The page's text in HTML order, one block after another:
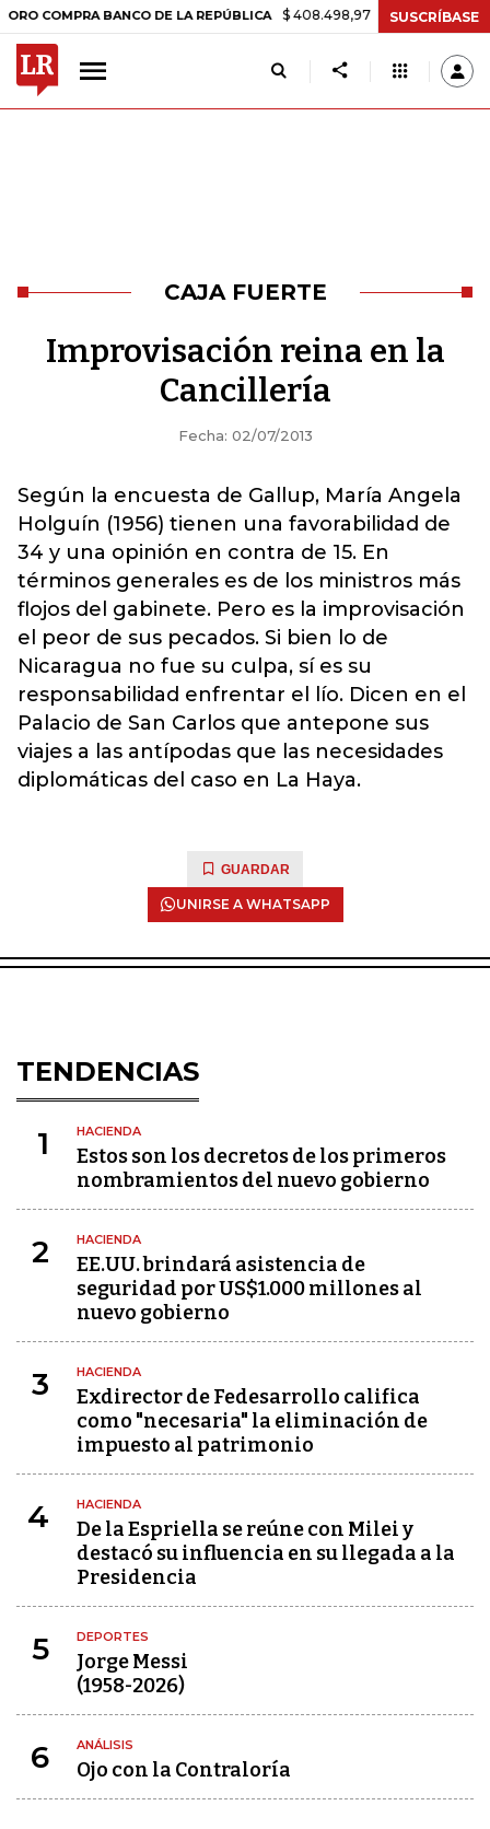
BANCO DE LA REPÚBLICA $ 408.498,97 +$ 8.753,81 +2,19%
SUSCRÍBASE
CAJA FUERTE
Improvisación reina en la
Cancillería
Fecha: 02/07/2013
Según la encuesta de Gallup, María Angela
Holguín (1956) tienen una favorabilidad de
34 y una opinión en contra de 15. En
términos generales es de los ministros más
flojos del gabinete. Pero es la improvisación
el peor de sus pecados. Si bien lo de
Nicaragua no fue su culpa, sí es su
responsabilidad enfrentar el lío. Dicen en el
Palacio de San Carlos que antepone sus
viajes a las antípodas que las necesidades
diplomáticas del caso en La Haya.
GUARDAR
UNIRSE A WHATSAPP
TENDENCIAS
1 HACIENDA
Estos son los decretos de los primeros
nombramientos del nuevo gobierno
2 HACIENDA
EE.UU. brindará asistencia de
seguridad por US$1.000 millones al
nuevo gobierno
3 HACIENDA
Exdirector de Fedesarrollo califica
como "necesaria" la eliminación de
impuesto al patrimonio
4 HACIENDA
De la Espriella se reúne con Milei y
destacó su influencia en su llegada a la
Presidencia
5 DEPORTES
Jorge Messi
(1958-2026)
6 ANÁLISIS
Ojo con la Contraloría